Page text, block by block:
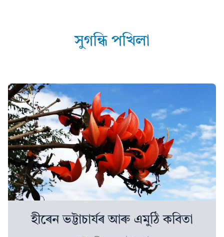
সুগন্ধি পখিলা
হীৰেন ভট্টাচাৰ্যৰ আৰু এমুঠি কবিতা